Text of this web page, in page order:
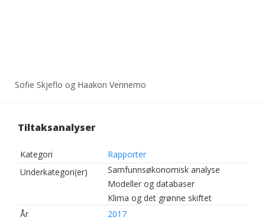
Sofie Skjeflo og Haakon Vennemo
Tiltaksanalyser
Kategori
Rapporter
Underkategori(er)
Samfunnsøkonomisk analyse
Modeller og databaser
Klima og det grønne skiftet
År
2017